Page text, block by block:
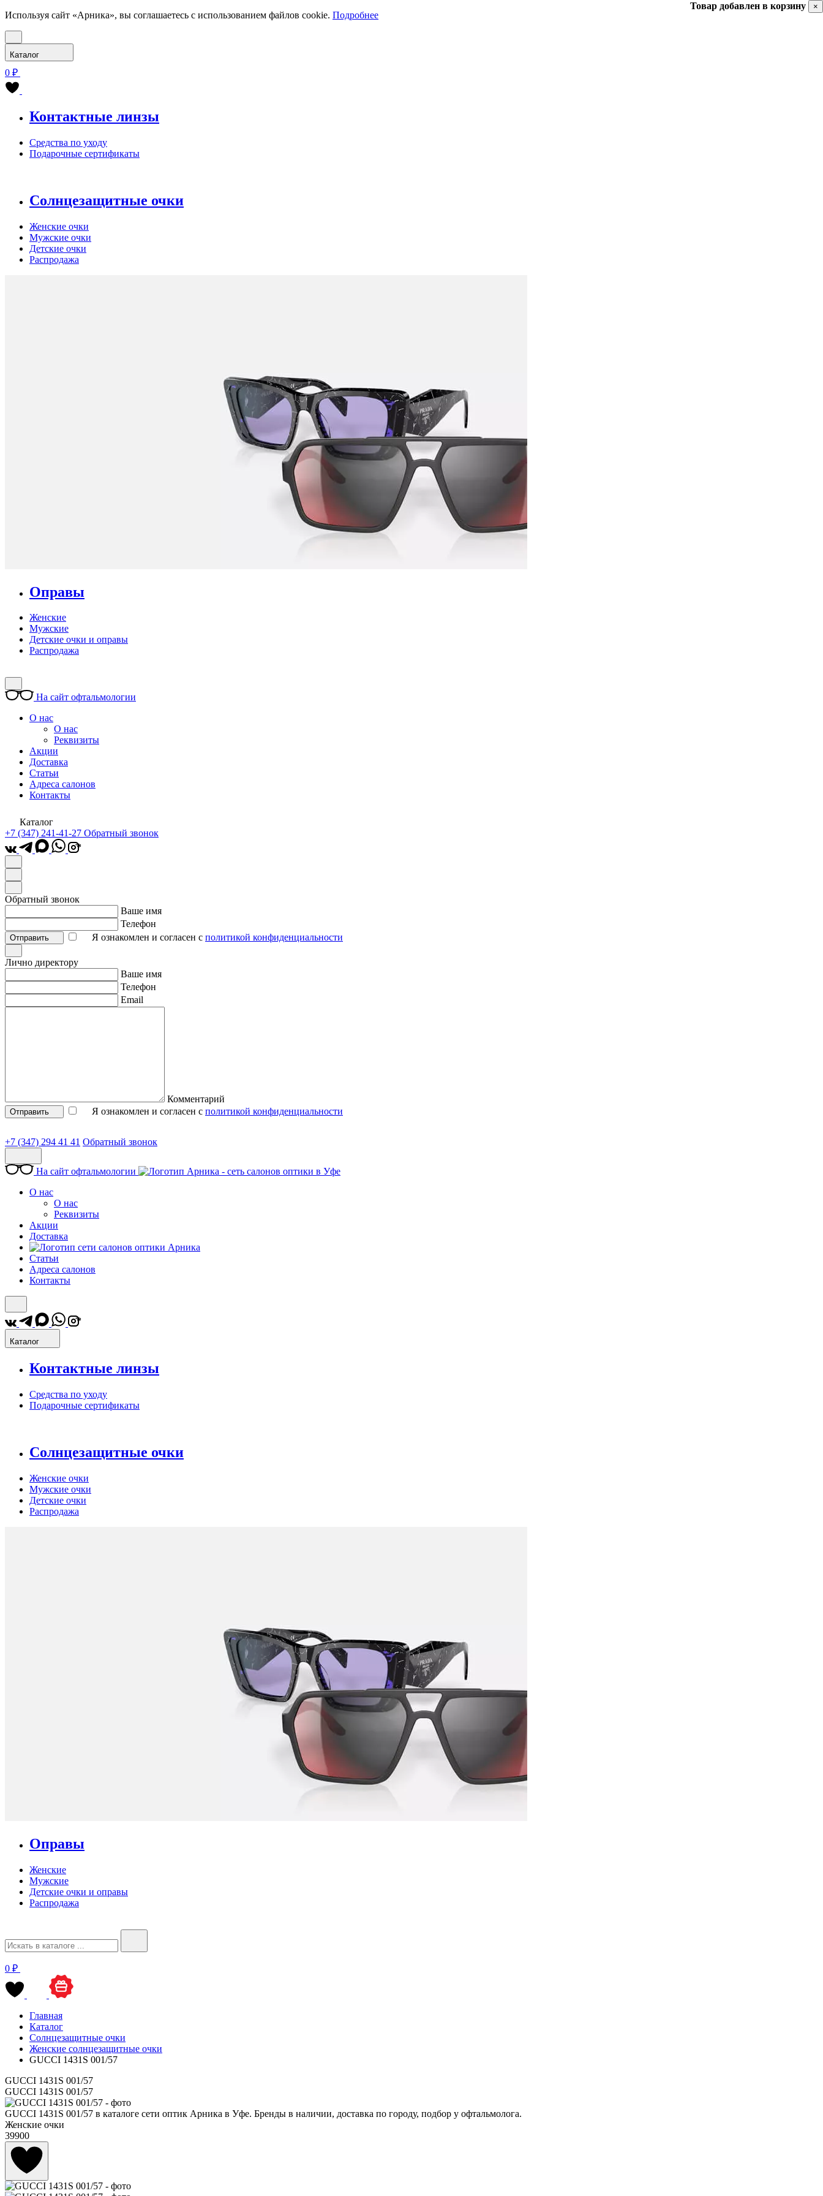
Используя сайт «Арника», вы соглашаетесь с использованием файлов cookie. Подробнее
Каталог
0 ₽
Контактные линзы
Средства по уходу
Подарочные сертификаты
Солнцезащитные очки
Женские очки
Мужские очки
Детские очки
Распродажа
Оправы
Женские
Мужские
Детские очки и оправы
Распродажа
На сайт офтальмологии
О нас
О нас
Реквизиты
Акции
Доставка
Статьи
Адреса салонов
Контакты
Каталог
+7 (347) 241-41-27 Обратный звонок
*
Обратный звонок
Ваше имя
Телефон
Отправить Я ознакомлен и согласен с политикой конфиденциальности
Лично директору
Ваше имя
Телефон
Email
Комментарий
Отправить Я ознакомлен и согласен с политикой конфиденциальности
+7 (347) 294 41 41 Обратный звонок
На сайт офтальмологии
О нас
О нас
Реквизиты
Акции
Доставка
Статьи
Адреса салонов
Контакты
*
Каталог
Контактные линзы
Средства по уходу
Подарочные сертификаты
Солнцезащитные очки
Женские очки
Мужские очки
Детские очки
Распродажа
Оправы
Женские
Мужские
Детские очки и оправы
Распродажа
0 ₽
Главная
Каталог
Солнцезащитные очки
Женские солнцезащитные очки
GUCCI 1431S 001/57
GUCCI 1431S 001/57
Товар добавлен в корзину ×
GUCCI 1431S 001/57
GUCCI 1431S 001/57 в каталоге сети оптик Арника в Уфе. Бренды в наличии, доставка по городу, подбор у офтальмолога.
Женские очки
39900